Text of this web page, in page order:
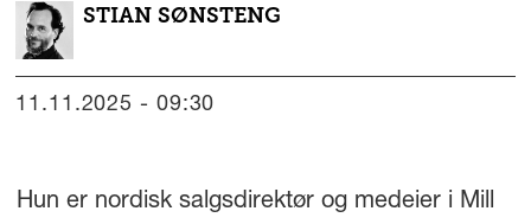
STIAN SØNSTENG
11.11.2025 - 09:30
Hun er nordisk salgsdirektør og medeier i Mill